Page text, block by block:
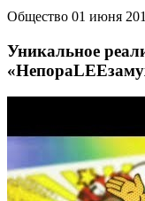
Общество 01 июня
Уникальное